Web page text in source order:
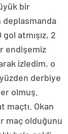
bir
deplasmanda
atmışız, 2
endişemiz
izledim, o
derbiye
olmuş.
maçtı. Okan
maç olduğunu